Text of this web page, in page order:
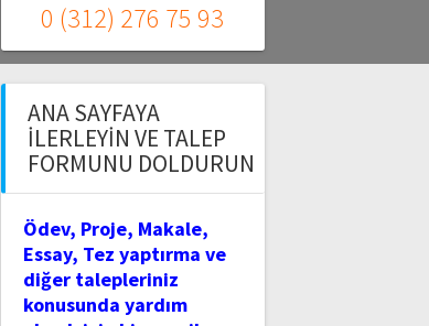
0 (312) 276 75 93
ANA SAYFAYA
İLERLEYIN VE TALEP
FORMUNU DOLDURUN
Ödev, Proje, Makale,
Essay, Tez yaptırma ve
diğer talepleriniz
konusunda yardım